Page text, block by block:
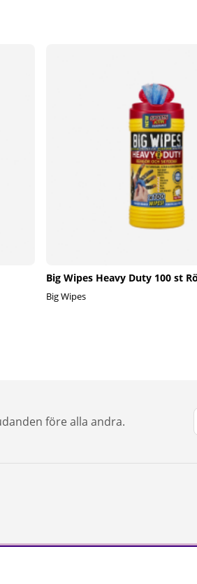
Big Wipes Heavy Duty 100 st
Big Wipes
före alla andra.